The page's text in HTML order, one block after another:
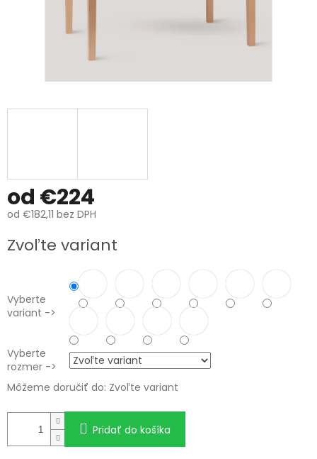
od €224
od €182,11 bez DPH
cena:
Zvoľte variant
Vyberte
variant ->
Vyberte
rozmer ->
Môžeme doručiť do: Zvoľte variant
Pridať do košíka